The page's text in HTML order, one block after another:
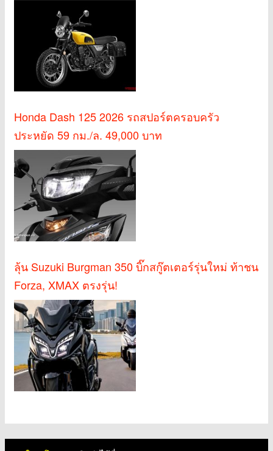
Honda Dash 125 2026 รถสปอร์ตครอบครัว
ประหยัด 59 กม./ล. 49,000 บาท
ลุ้น Suzuki Burgman 350 บิ๊กสกู๊ตเตอร์รุ่นใหม่ ท้าชน
Forza, XMAX ตรงรุ่น!